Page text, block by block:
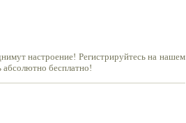
настроение! Регистрируйтесь на нашем
абсолютно бесплатно!